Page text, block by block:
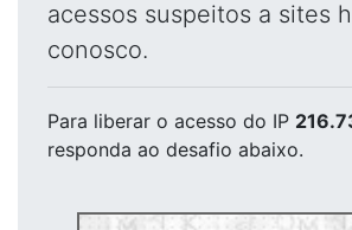
acessos suspeitos a sites
conosco.
Para liberar o acesso do IP
responda ao desafio abaixo.